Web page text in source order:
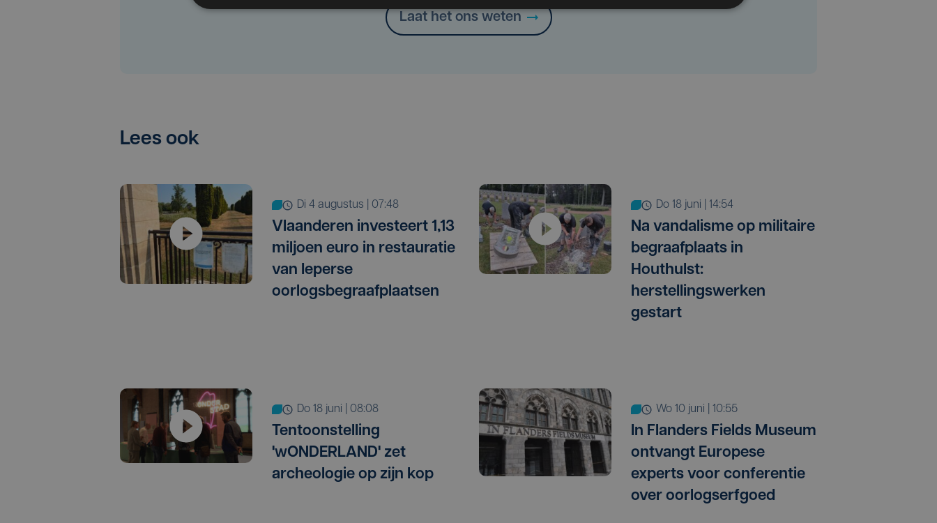
Laat het ons weten
Lees ook
di 4 augustus | 07:48
Vlaanderen investeert 1,13
miljoen euro in restauratie
van Ieperse
oorlogsbegraafplaatsen
do 18 juni | 14:54
Na vandalisme op militaire
begraafplaats in
Houthulst:
herstellingswerken
gestart
do 18 juni | 08:08
Tentoonstelling
'wONDERLAND' zet
archeologie op zijn kop
wo 10 juni | 10:55
In Flanders Fields Museum
ontvangt Europese
experts voor conferentie
over oorlogserfgoed